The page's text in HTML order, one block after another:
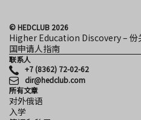
© HEDCLUB 2026
Higher Education Discovery – 份
国申请人指南
联系人
+7 (8362) 72-02-62
dir@hedclub.com
所有文章
对外俄语
入学